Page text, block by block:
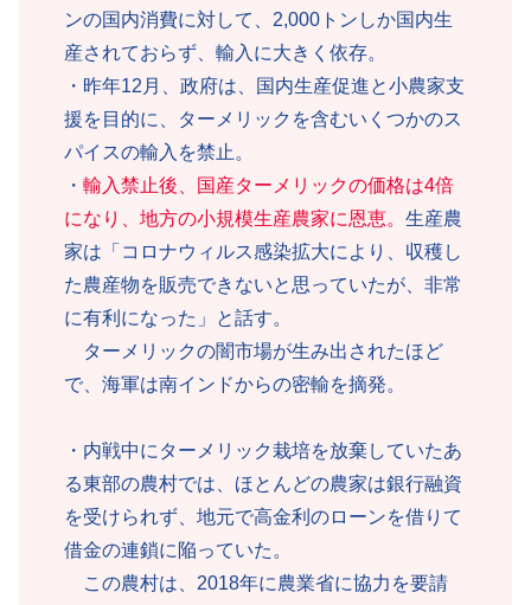
ンの国内消費に対して、2,000トンしか国内生
産されておらず、輸入に大きく依存。
・昨年12月、政府は、国内生産促進と小農家支
援を目的に、ターメリックを含むいくつかのス
パイスの輸入を禁止。
・ 輸入禁止後、国産ターメリックの価格は4倍
になり、地方の小規模生産農家に恩恵。 生産農
家は「コロナウィルス感染拡大により、収穫し
た農産物を販売できないと思っていたが、非常
に有利になった」と話す。
ターメリックの闇市場が生み出されたほど
で、海軍は南インドからの密輸を摘発。
・内戦中にターメリック栽培を放棄していたあ
る東部の農村では、ほとんどの農家は銀行融資
を受けられず、地元で高金利のローンを借りて
借金の連鎖に陥っていた。
この農村は、2018年に農業省に協力を要請